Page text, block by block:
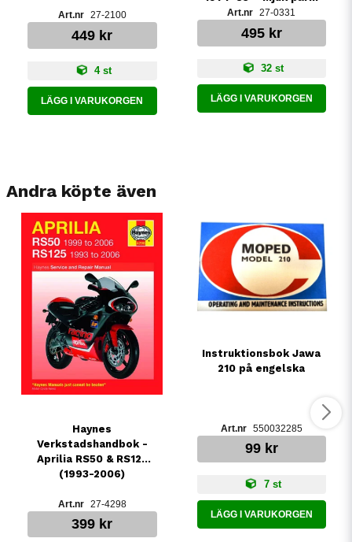
27-2100
449 kr
4 st
LÄGG I VARUKORGEN
27-0331
495 kr
32 st
LÄGG I VARUKORGEN
Andra köpte även
Haynes
Verkstadshandbok -
Aprilia RS50 & RS125
(1993-2006)
27-4298
399 kr
Instruktionsbok Jawa
210 på engelska
550032285
99 kr
7 st
LÄGG I VARUKORGEN